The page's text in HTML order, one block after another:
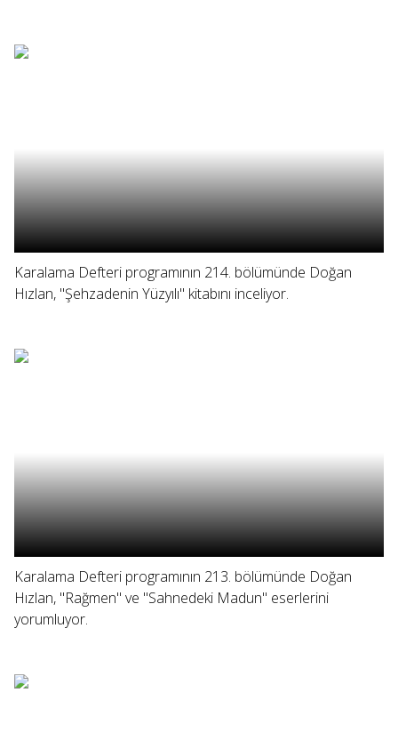
Karalama Defteri programının 214. bölümünde Doğan
Hızlan, "Şehzadenin Yüzyılı" kitabını inceliyor.
Karalama Defteri programının 213. bölümünde Doğan
Hızlan, "Rağmen" ve "Sahnedeki Madun" eserlerini
yorumluyor.